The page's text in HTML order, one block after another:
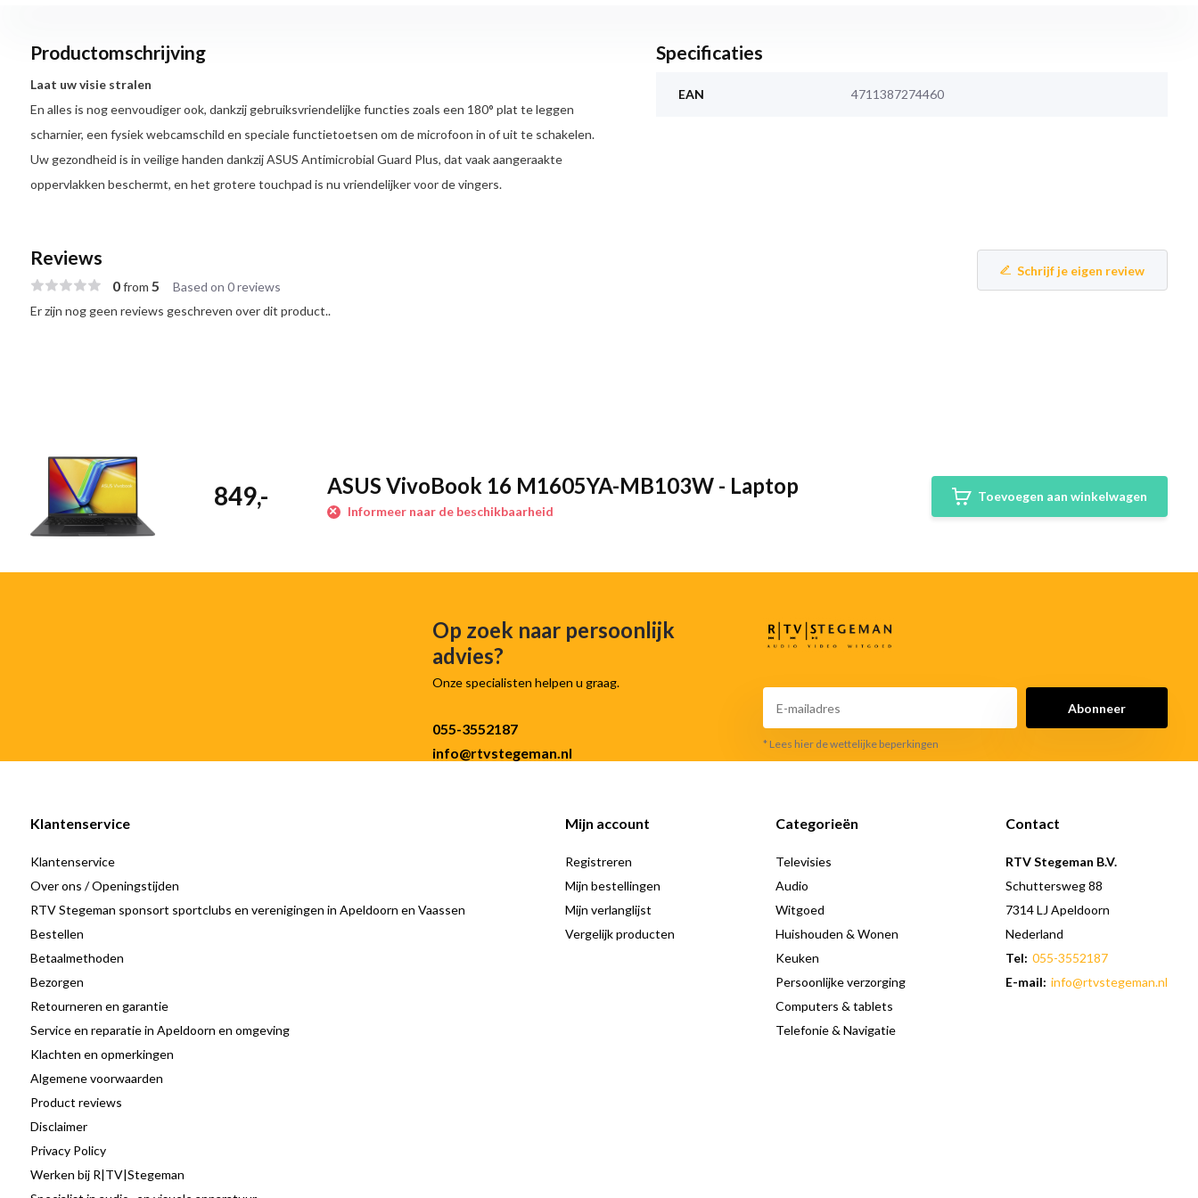
Productomschrijving
Laat uw visie stralen
En alles is nog eenvoudiger ook, dankzij gebruiksvriendelijke functies zoals een 180° plat te leggen
scharnier, een fysiek webcamschild en speciale functietoetsen om de microfoon in of uit te schakelen.
Uw gezondheid is in veilige handen dankzij ASUS Antimicrobial Guard Plus, dat vaak aangeraakte
oppervlakken beschermt, en het grotere touchpad is nu vriendelijker voor de vingers.
Specificaties
EAN 4711387274460
Reviews
0from 5 Based on 0 reviews
Schrijf je eigen review
Er zijn nog geen reviews geschreven over dit product..
849,- ASUS VivoBook 16 M1605YA-MB103W - Laptop
Informeer naar de beschikbaarheid
Toevoegen aan winkelwagen
Op zoek naar persoonlijk
advies?
Onze specialisten helpen u graag.
055-3552187
info@rtvstegeman.nl
Abonneer
* Lees hier de wettelijke beperkingen
Klantenservice
Klantenservice
Over ons / Openingstijden
RTV Stegeman sponsort sportclubs en verenigingen in Apeldoorn en Vaassen
Bestellen
Betaalmethoden
Bezorgen
Retourneren en garantie
Service en reparatie in Apeldoorn en omgeving
Klachten en opmerkingen
Algemene voorwaarden
Product reviews
Disclaimer
Privacy Policy
Werken bij R|TV|Stegeman
Mijn account
Registreren
Mijn bestellingen
Mijn verlanglijst
Vergelijk producten
Categorieën
Televisies
Audio
Witgoed
Huishouden & Wonen
Keuken
Persoonlijke verzorging
Computers & tablets
Telefonie & Navigatie
Contact
RTV Stegeman B.V.
Schuttersweg 88
7314 LJ Apeldoorn
Nederland
Tel: 055-3552187
E-mail: info@rtvstegeman.nl